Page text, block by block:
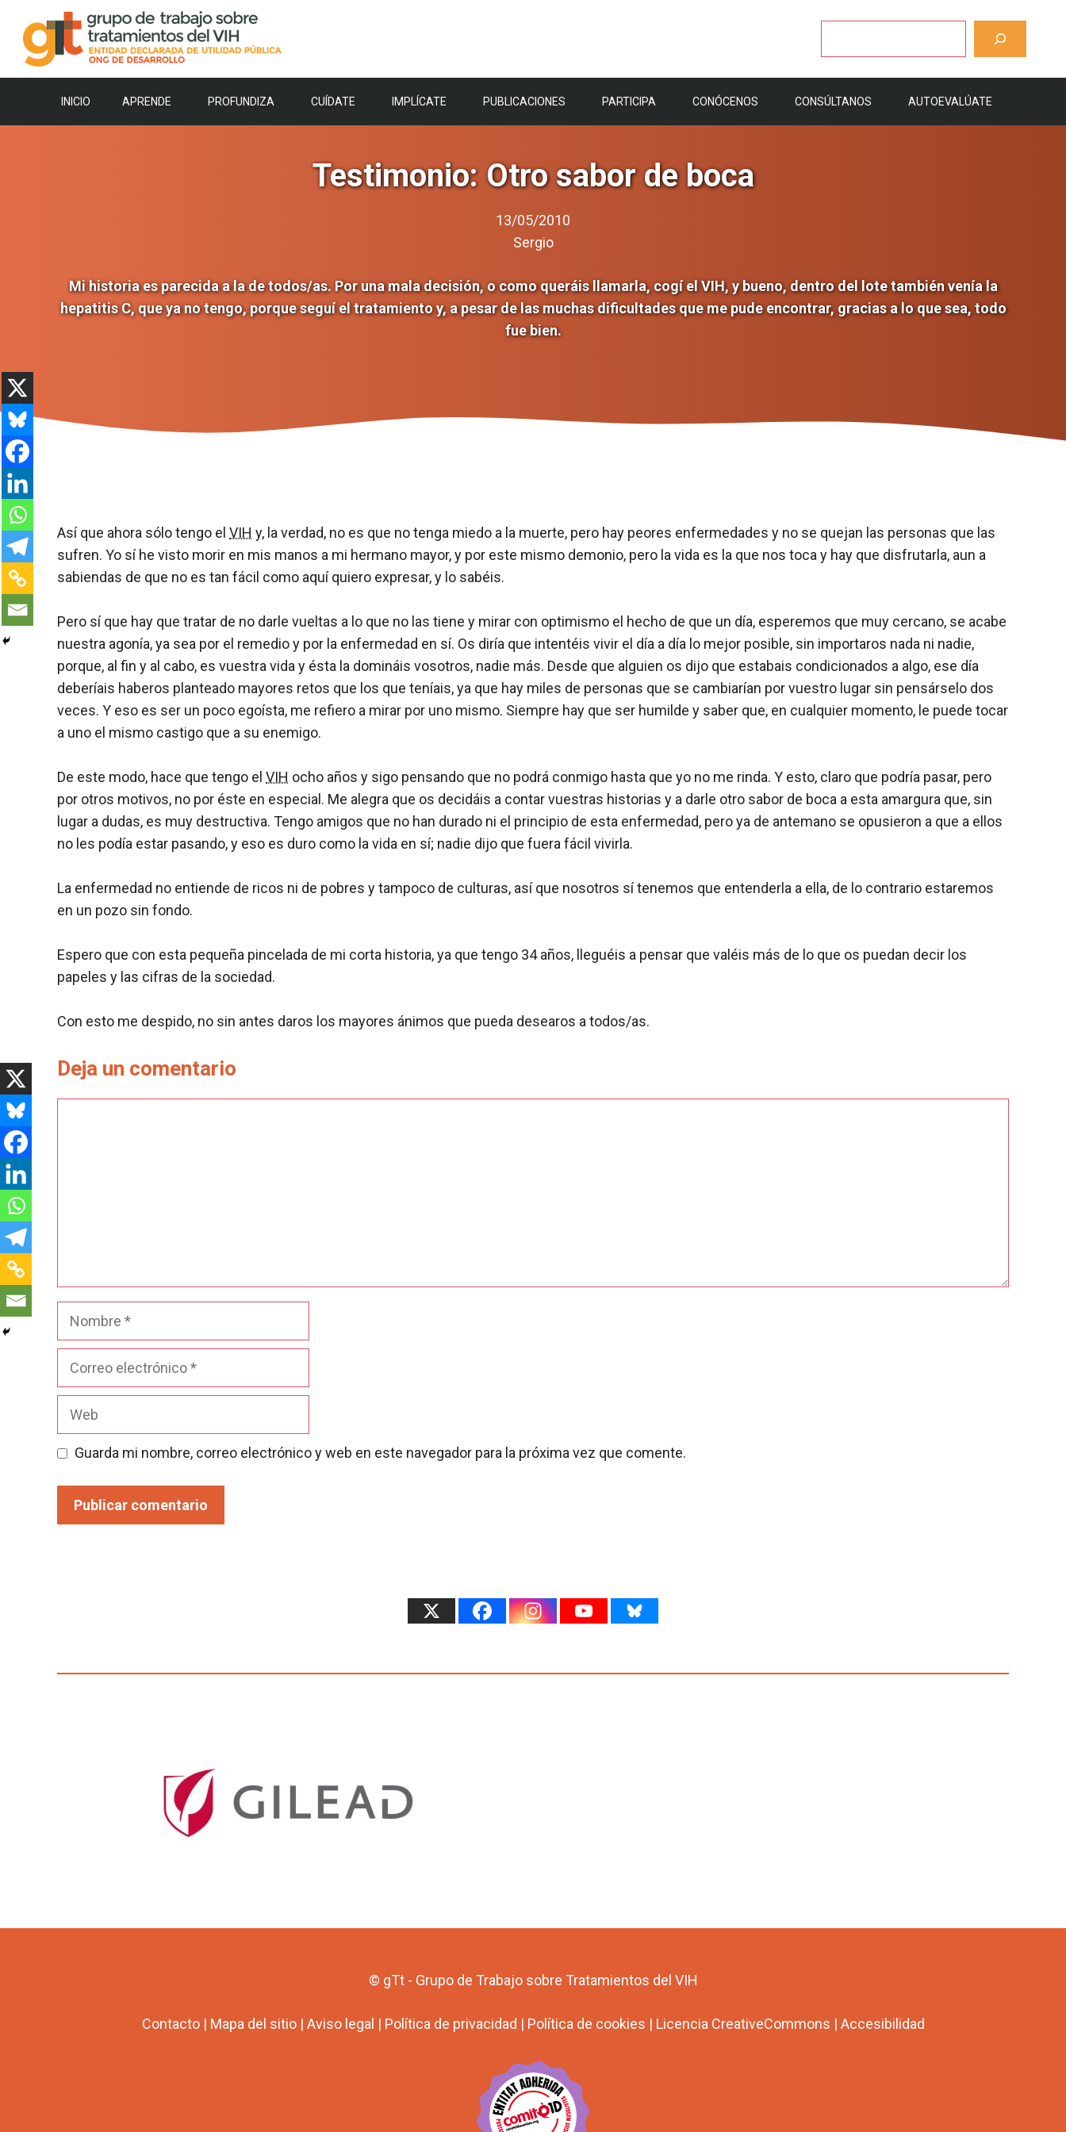
contenido
INICIO APRENDE PROFUNDIZA CUÍDATE IMPLÍCATE PUBLICACIONES PARTICIPA CONÓCENOS CONSÚLTANOS AUTOEVALÚATE
Testimonio: Otro sabor de boca
13/05/2010
Sergio
Mi historia es parecida a la de todos/as. Por una mala decisión, o como queráis llamarla, cogí el VIH, y bueno, dentro del lote también venía la
hepatitis C, que ya no tengo, porque seguí el tratamiento y, a pesar de las muchas dificultades que me pude encontrar, gracias a lo que sea, todo
fue bien.
Así que ahora sólo tengo el VIH y, la verdad, no es que no tenga miedo a la muerte, pero hay peores enfermedades y no se quejan las personas que las
sufren. Yo sí he visto morir en mis manos a mi hermano mayor, y por este mismo demonio, pero la vida es la que nos toca y hay que disfrutarla, aun a
sabiendas de que no es tan fácil como aquí quiero expresar, y lo sabéis.
Pero sí que hay que tratar de no darle vueltas a lo que no las tiene y mirar con optimismo el hecho de que un día, esperemos que muy cercano, se acabe
nuestra agonía, ya sea por el remedio y por la enfermedad en sí. Os diría que intentéis vivir el día a día lo mejor posible, sin importaros nada ni nadie,
porque, al fin y al cabo, es vuestra vida y ésta la domináis vosotros, nadie más. Desde que alguien os dijo que estabais condicionados a algo, ese día
deberíais haberos planteado mayores retos que los que teníais, ya que hay miles de personas que se cambiarían por vuestro lugar sin pensárselo dos
veces. Y eso es ser un poco egoísta, me refiero a mirar por uno mismo. Siempre hay que ser humilde y saber que, en cualquier momento, le puede tocar
a uno el mismo castigo que a su enemigo.
De este modo, hace que tengo el VIH ocho años y sigo pensando que no podrá conmigo hasta que yo no me rinda. Y esto, claro que podría pasar, pero
por otros motivos, no por éste en especial. Me alegra que os decidáis a contar vuestras historias y a darle otro sabor de boca a esta amargura que, sin
lugar a dudas, es muy destructiva. Tengo amigos que no han durado ni el principio de esta enfermedad, pero ya de antemano se opusieron a que a ellos
no les podía estar pasando, y eso es duro como la vida en sí; nadie dijo que fuera fácil vivirla.
La enfermedad no entiende de ricos ni de pobres y tampoco de culturas, así que nosotros sí tenemos que entenderla a ella, de lo contrario estaremos
en un pozo sin fondo.
Espero que con esta pequeña pincelada de mi corta historia, ya que tengo 34 años, lleguéis a pensar que valéis más de lo que os puedan decir los
papeles y las cifras de la sociedad.
Con esto me despido, no sin antes daros los mayores ánimos que pueda desearos a todos/as.
Deja un comentario
Nombre
Guarda mi nombre, correo electrónico y web en este navegador para la próxima vez que comente.
© gTt - Grupo de Trabajo sobre Tratamientos del VIH
Contacto| Mapa del sitio| Aviso legal | Política de privacidad | Política de cookies | Licencia CreativeCommons | Accesibilidad